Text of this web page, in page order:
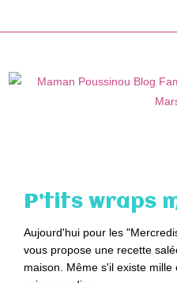
P’tits wraps
Aujourd'hui pour les
vous propose une recette
maison. Même s'il existe